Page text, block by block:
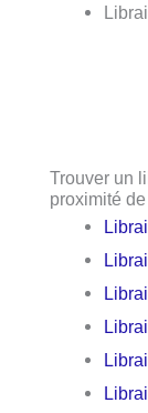
Trouver un
proximité